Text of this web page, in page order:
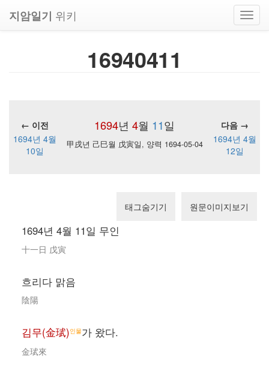
지암일기 위키
16940411
1694년 4월 11일
← 이전
다음 →
1694년 4월
10일
甲戌년 己巳월 戊寅일, 양력 1694-05-04
1694년 4월
12일
태그숨기기 원문이미지보기
1694년 4월 11일 무인
十一日 戊寅
흐리다 맑음
陰陽
김무(金珷)인물가 왔다.
金珷來